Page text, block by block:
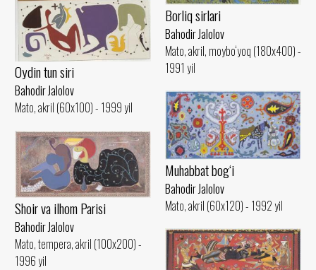
Borliq sirlari
Bahodir Jalolov
Mato, akril, moybo‘yoq (180x400) -
1991 yil
Oydin tun siri
Bahodir Jalolov
Mato, akril (60x100) - 1999 yil
Muhabbat bog‘i
Bahodir Jalolov
Mato, akril (60x120) - 1992 yil
Shoir va ilhom Parisi
Bahodir Jalolov
Mato, tempera, akril (100x200) -
1996 yil